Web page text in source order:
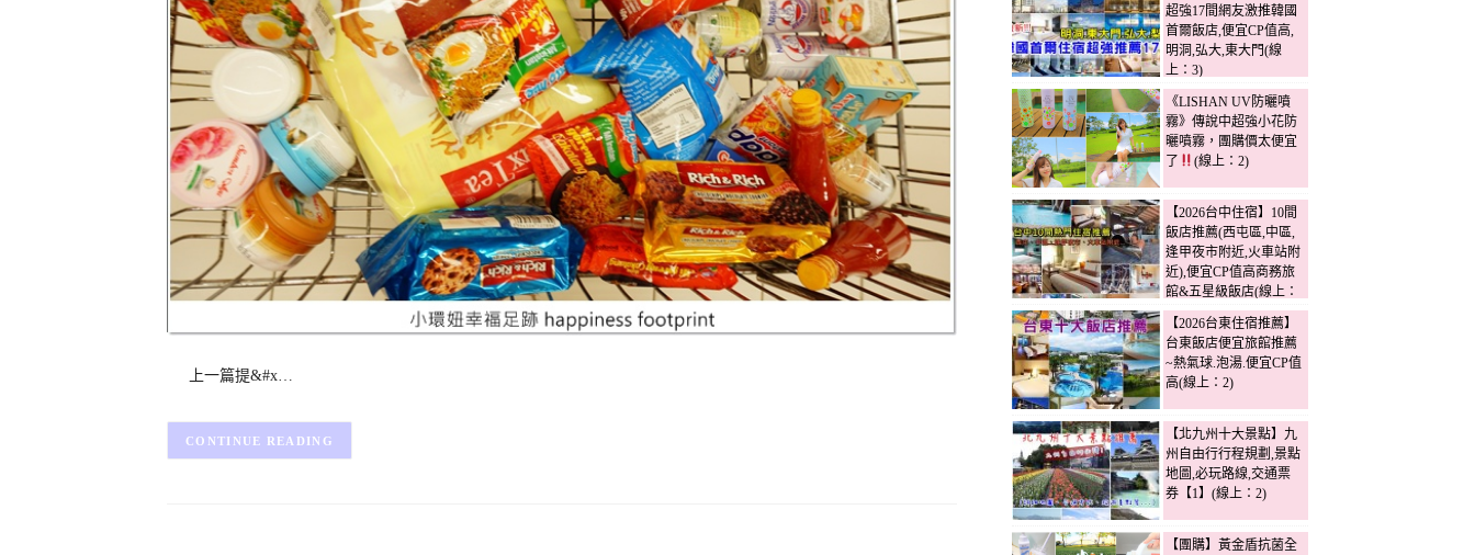
上一篇提&#x…
CONTINUE READING
超強17間網友激推韓國
首爾飯店,便宜CP值高,
明洞,弘大,東大門(線
上：3)
《LISHAN UV防曬噴
霧》傳說中超強小花防
曬噴霧，團購價太便宜
了
(線上：2)
【2026台中住宿】10間
飯店推薦(西屯區,中區,
逢甲夜市附近,火車站附
近),便宜CP值高商務旅
館&五星級飯店(線上：
2)
【2026台東住宿推薦】
台東飯店便宜旅館推薦
~熱氣球.泡湯.便宜CP值
高(線上：2)
【北九州十大景點】九
州自由行行程規劃,景點
地圖,必玩路線,交通票
券【1】(線上：2)
【團購】黃金盾抗菌全